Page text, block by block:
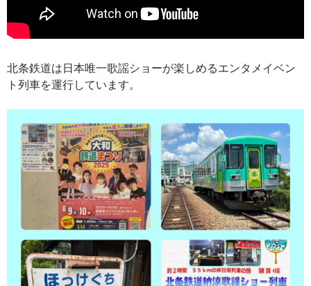
北条鉄道は日本唯一歌謡ショーが楽しめるエンタメイベン
ト列車を運行しています。